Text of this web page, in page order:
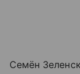
Семён